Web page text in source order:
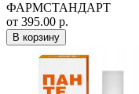
ФАРМСТАНДАРТ
от 395.00 р.
В корзину